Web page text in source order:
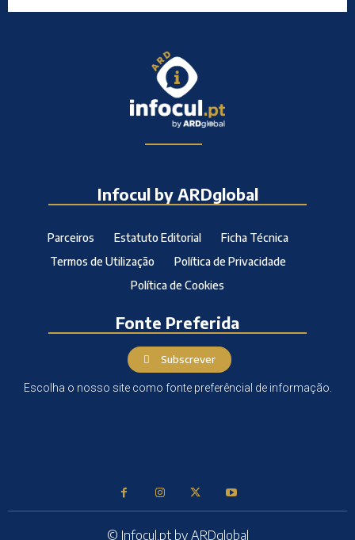
Infocul by ARDglobal
Parceiros Estatuto Editorial
Ficha Técnica
Termos de Utilização
Política de Privacidade
Política de Cookies
Fonte Preferida
Subscrever
Escolha o nosso site como fonte preferêncial de informação.
© Infocul.pt by ARDglobal